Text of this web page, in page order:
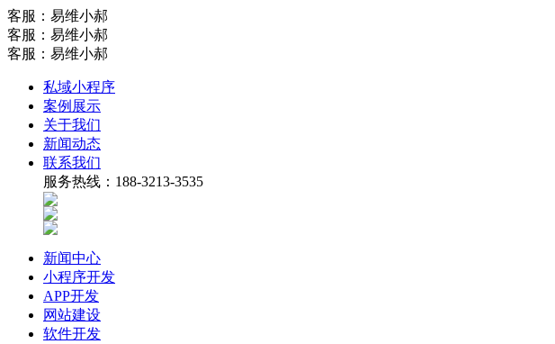
客服：易维小郝
客服：易维小郝
客服：易维小郝
私域小程序
案例展示
关于我们
新闻动态
联系我们
服务热线：188-3213-3535
新闻中心
小程序开发
APP开发
网站建设
软件开发